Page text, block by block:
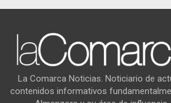
La Comarca Noticias. Noticiario de
contenidos informativos